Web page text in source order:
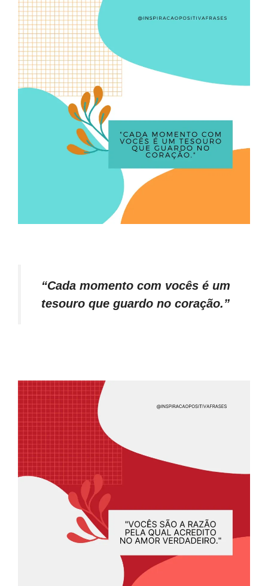
“Cada momento com vocês é um
tesouro que guardo no coração.”